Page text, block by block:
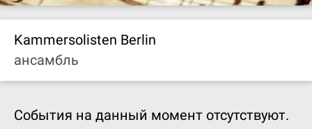
Kammersolisten Berlin
ансамбль
События на данный момент отсутствуют.